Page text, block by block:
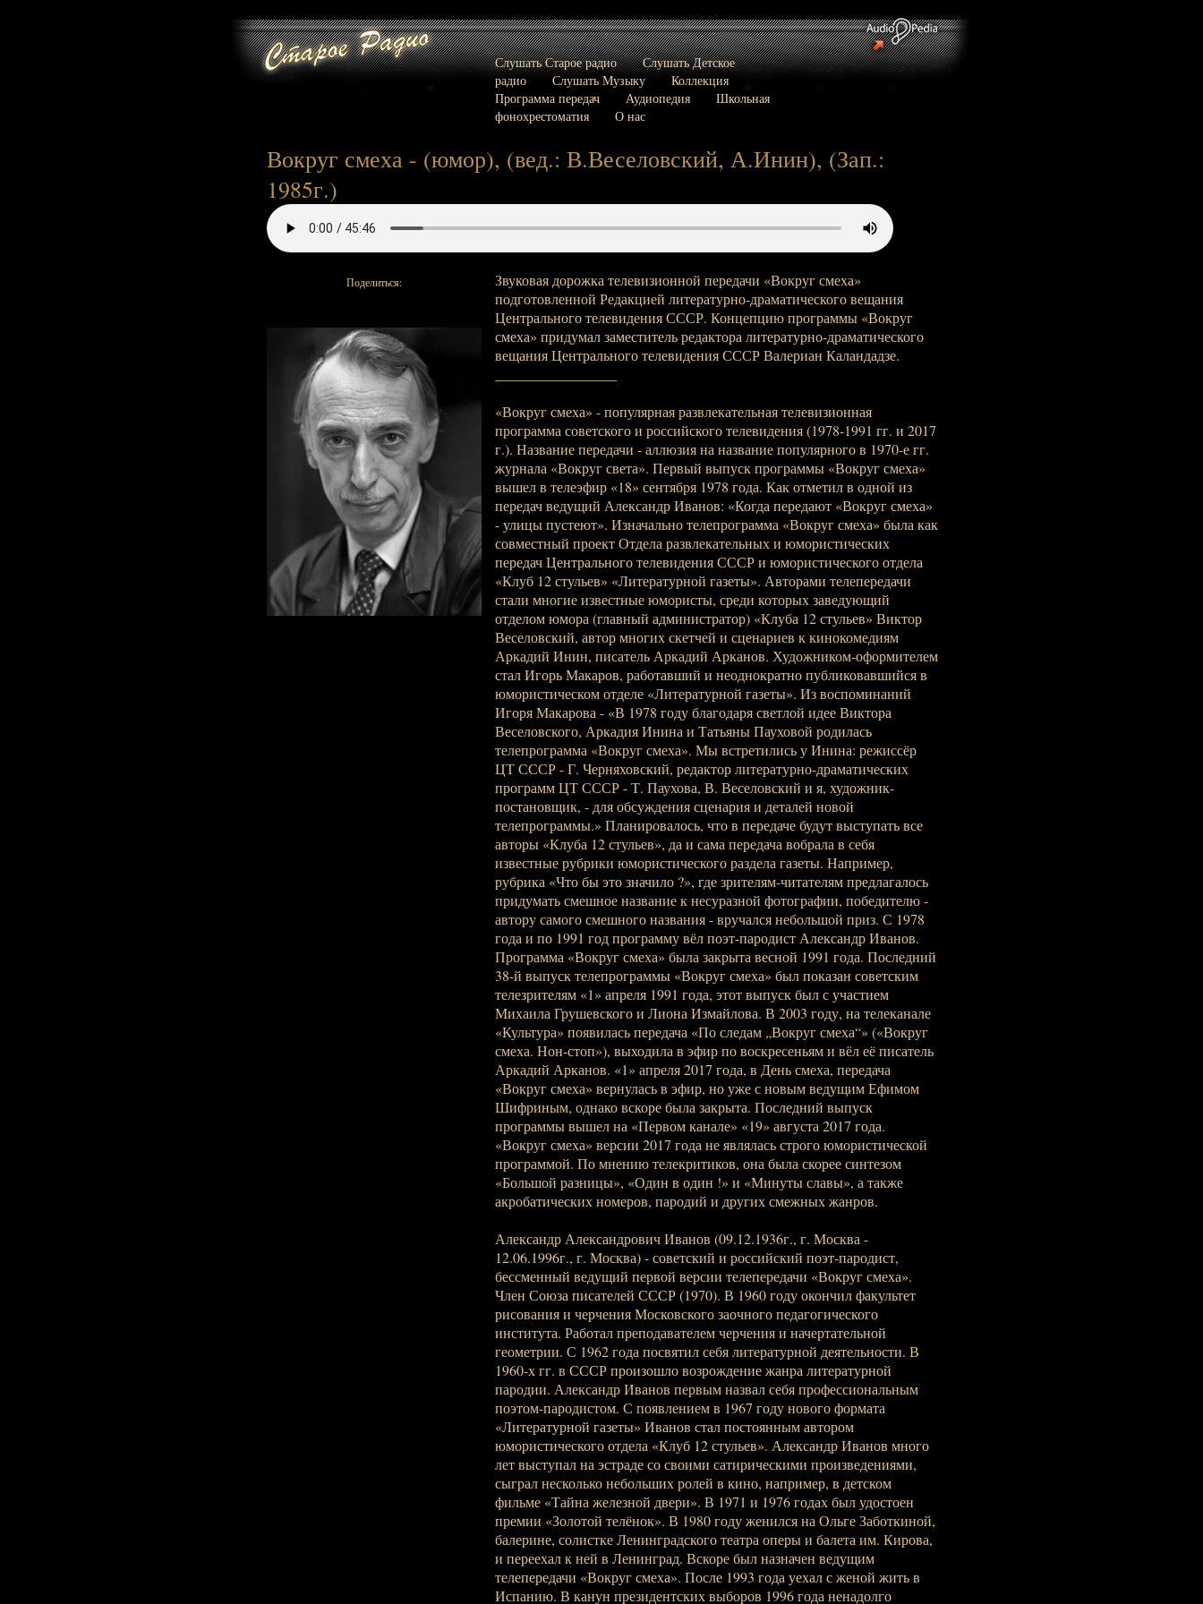
Слушать Старое радио
Слушать Детское
радио
Слушать Музыку
Коллекция
Программа передач
Аудиопедия
Школьная
фонохрестоматия
О нас
Вокруг смеха - (юмор), (вед.: В.Веселовский, А.Инин), (Зап.:
1985г.)
Поделиться:
Звуковая дорожка телевизионной передачи «Вокруг смеха»
подготовленной Редакцией литературно-драматического вещания
Центрального телевидения СССР. Концепцию программы «Вокруг
смеха» придумал заместитель редактора литературно-драматического
вещания Центрального телевидения СССР Валериан Каландадзе.
«Вокруг смеха» - популярная развлекательная телевизионная
программа советского и российского телевидения (1978-1991 гг. и 2017
г.). Название передачи - аллюзия на название популярного в 1970-е гг.
журнала «Вокруг света». Первый выпуск программы «Вокруг смеха»
вышел в телеэфир «18» сентября 1978 года. Как отметил в одной из
передач ведущий Александр Иванов: «Когда передают «Вокруг смеха»
- улицы пустеют». Изначально телепрограмма «Вокруг смеха» была как
совместный проект Отдела развлекательных и юмористических
передач Центрального телевидения СССР и юмористического отдела
«Клуб 12 стульев» «Литературной газеты». Авторами телепередачи
стали многие известные юмористы, среди которых заведующий
отделом юмора (главный администратор) «Клуба 12 стульев» Виктор
Веселовский, автор многих скетчей и сценариев к кинокомедиям
Аркадий Инин, писатель Аркадий Арканов. Художником-оформителем
стал Игорь Макаров, работавший и неоднократно публиковавшийся в
юмористическом отделе «Литературной газеты». Из воспоминаний
Игоря Макарова - «В 1978 году благодаря светлой идее Виктора
Веселовского, Аркадия Инина и Татьяны Пауховой родилась
телепрограмма «Вокруг смеха». Мы встретились у Инина: режиссёр
ЦТ СССР - Г. Черняховский, редактор литературно-драматических
программ ЦТ СССР - Т. Паухова, В. Веселовский и я, художник-
постановщик, - для обсуждения сценария и деталей новой
телепрограммы.» Планировалось, что в передаче будут выступать все
авторы «Клуба 12 стульев», да и сама передача вобрала в себя
известные рубрики юмористического раздела газеты. Например,
рубрика «Что бы это значило ?», где зрителям-читателям предлагалось
придумать смешное название к несуразной фотографии, победителю -
автору самого смешного названия - вручался небольшой приз. С 1978
года и по 1991 год программу вёл поэт-пародист Александр Иванов.
Программа «Вокруг смеха» была закрыта весной 1991 года. Последний
38-й выпуск телепрограммы «Вокруг смеха» был показан советским
телезрителям «1» апреля 1991 года, этот выпуск был с участием
Михаила Грушевского и Лиона Измайлова. В 2003 году, на телеканале
«Культура» появилась передача «По следам „Вокруг смеха“» («Вокруг
смеха. Нон-стоп»), выходила в эфир по воскресеньям и вёл её писатель
Аркадий Арканов. «1» апреля 2017 года, в День смеха, передача
«Вокруг смеха» вернулась в эфир, но уже с новым ведущим Ефимом
Шифриным, однако вскоре была закрыта. Последний выпуск
программы вышел на «Первом канале» «19» августа 2017 года.
«Вокруг смеха» версии 2017 года не являлась строго юмористической
программой. По мнению телекритиков, она была скорее синтезом
«Большой разницы», «Один в один !» и «Минуты славы», а также
акробатических номеров, пародий и других смежных жанров.
Александр Александрович Иванов (09.12.1936г., г. Москва -
12.06.1996г., г. Москва) - советский и российский поэт-пародист,
бессменный ведущий первой версии телепередачи «Вокруг смеха».
Член Союза писателей СССР (1970). В 1960 году окончил факультет
рисования и черчения Московского заочного педагогического
института. Работал преподавателем черчения и начертательной
геометрии. С 1962 года посвятил себя литературной деятельности. В
1960-х гг. в СССР произошло возрождение жанра литературной
пародии. Александр Иванов первым назвал себя профессиональным
поэтом-пародистом. С появлением в 1967 году нового формата
«Литературной газеты» Иванов стал постоянным автором
юмористического отдела «Клуб 12 стульев». Александр Иванов много
лет выступал на эстраде со своими сатирическими произведениями,
сыграл несколько небольших ролей в кино, например, в детском
фильме «Тайна железной двери». В 1971 и 1976 годах был удостоен
премии «Золотой телёнок». В 1980 году женился на Ольге Заботкиной,
балерине, солистке Ленинградского театра оперы и балета им. Кирова,
и переехал к ней в Ленинград. Вскоре был назначен ведущим
телепередачи «Вокруг смеха». После 1993 года уехал с женой жить в
Испанию. В канун президентских выборов 1996 года ненадолго